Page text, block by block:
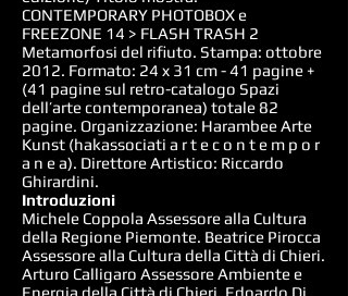
CONTEMPORARY PHOTOBOX e
FREEZONE 14 > FLASH TRASH 2
Metamorfosi del rifiuto. Stampa: ottobre
2012. Formato: 24 x 31 cm - 41 pagine +
(41 pagine sul retro-catalogo Spazi
dell’arte contemporanea) totale 82
pagine. Organizzazione: Harambee Arte
Kunst (hakassociati a r t e c o n t e m p o r
a n e a). Direttore Artistico: Riccardo
Ghirardini.
Introduzioni
Michele Coppola Assessore alla Cultura
della Regione Piemonte. Beatrice Pirocca
Assessore alla Cultura della Città di Chieri.
Arturo Calligaro Assessore Ambiente e
Energia della Città di Chieri. Edoardo Di